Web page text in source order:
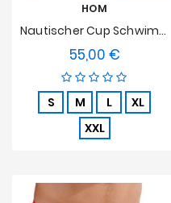
HOM
Nautischer Cup Schwimmboxer HOM - Khaki
55,00 €Preis
S M L
XL
XXL